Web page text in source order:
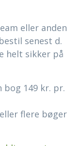
eller anden
senest d.
helt sikker på
149 kr. pr.
flere bøger